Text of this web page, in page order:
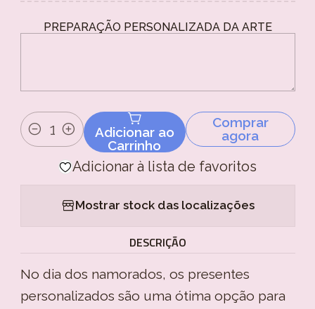
PREPARAÇÃO PERSONALIZADA DA ARTE
Quantidade
Adicionar ao
Carrinho
Comprar
agora
Adicionar à lista de favoritos
Mostrar stock das localizações
DESCRIÇÃO
No dia dos namorados, os presentes
personalizados são uma ótima opção para